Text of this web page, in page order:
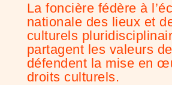
La foncière fédère à
nationale des lieux et
culturels
partagent les valeurs
défendent la mise en
droits culturels.